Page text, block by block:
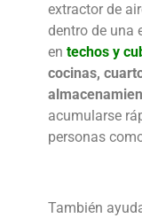
extractor de
dentro de una
en techos y
cocinas,
acumularse
personas
También